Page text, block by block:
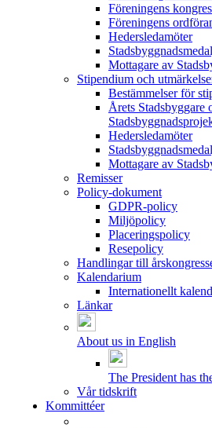
Föreningens
Föreningens
Hedersledamöter
Mottagare av
Stipendium och
Bestämmelser för
Årets Stadsbyggare
Hedersledamöter
Mottagare av
Remisser
Policy-dokument
GDPR-policy
Miljöpolicy
Placeringspolicy
Resepolicy
Handlingar till
Kalendarium
Internationellt
Länkar
About us in English
The President has
Vår tidskrift
Kommittéer